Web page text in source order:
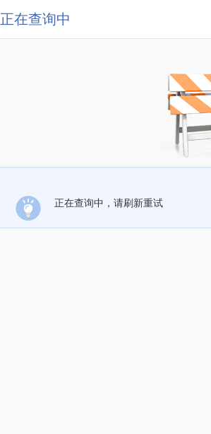
正在查询中
正在查询中，请刷新重试